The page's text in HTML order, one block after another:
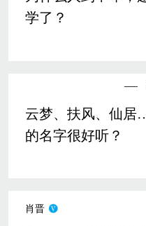
学了？
云梦、扶风、仙
的名字很好听？
肖晋